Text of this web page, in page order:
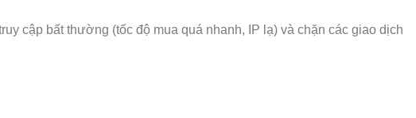
cập bất thường (tốc độ mua quá nhanh, IP lạ) và chặn các giao dịch